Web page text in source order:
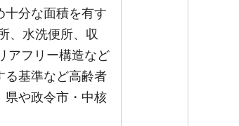
十分な面積を有す
、水洗便所、収
アフリー構造など
る基準など高齢者
県や政令市・中核